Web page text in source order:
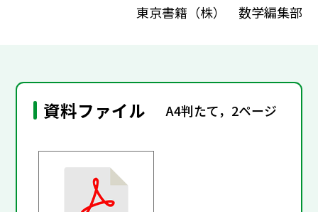
東京書籍（株） 数学編集部
資料ファイル A4判たて，2ページ